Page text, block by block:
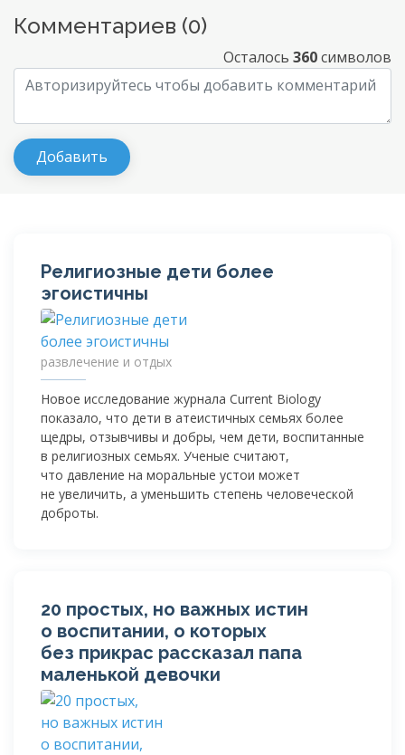
Комментариев (0)
Осталось 360символов
Религиозные дети более
эгоистичны
развлечение и отдых
Новое исследование журнала Current Biology
показало, что дети в атеистичных семьях более
щедры, отзывчивы и добры, чем дети, воспитанные
в религиозных семьях. Ученые считают,
что давление на моральные устои может
не увеличить, а уменьшить степень человеческой
доброты.
20 простых, но важных истин
о воспитании, о которых
без прикрас рассказал папа
маленькой девочки